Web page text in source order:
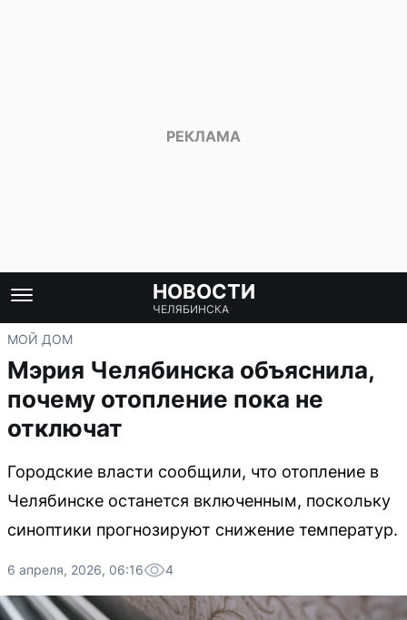
НОВОСТИ
ЧЕЛЯБИНСКА
МОЙ ДОМ
Мэрия Челябинска объяснила,
почему отопление пока не
отключат
Городские власти сообщили, что отопление в
Челябинске останется включенным, поскольку
синоптики прогнозируют снижение температур.
6 апреля, 2026, 06:16 4